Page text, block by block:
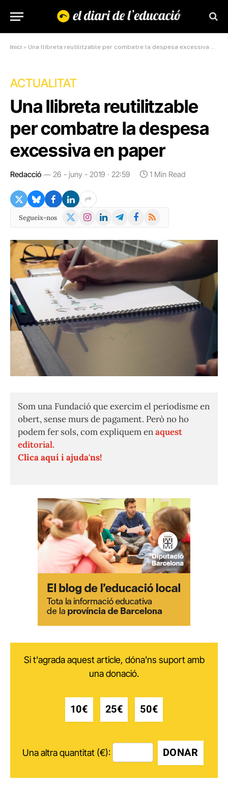
Inici » Una llibreta reutilitzable per combatre la despesa excessiva en paper
ACTUALITAT
Una llibreta reutilitzable
per combatre la despesa
excessiva en paper
Redacció 26 - juny - 2019 · 22:59 1 Min Read
Segueix-nos
X
Instagram
LinkedInTelegramFacebook
RSS
Som una Fundació que exercim el periodisme en
obert, sense murs de pagament. Però no ho
podem fer sols, com expliquem enaquest
editorial.
Clica aquí i ajuda'ns!
Si t'agrada aquest article, dóna'ns suport amb
una donació.
10€ 25€ 50€
Una altra quantitat (€): DONAR